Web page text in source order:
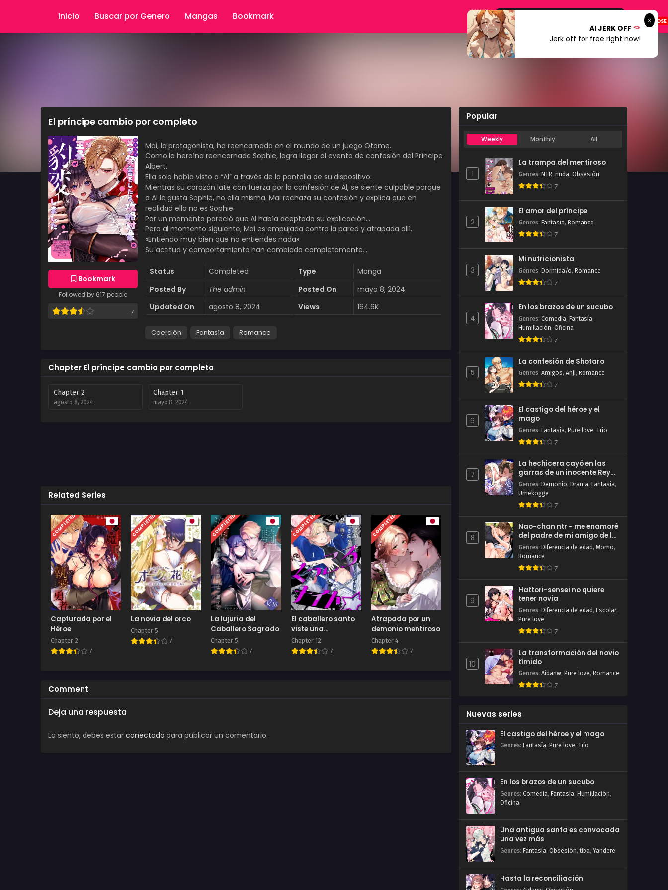
Inicio Buscar por Genero Mangas Bookmark DARK?
El príncipe cambio por completo
Bookmark
Followed by 617 people
7
Mai, la protagonista, ha reencarnado en el mundo de un juego Otome.
Como la heroína reencarnada Sophie, logra llegar al evento de confesión del Príncipe
Albert.
Ella solo había visto a “Al” a través de la pantalla de su dispositivo.
Mientras su corazón late con fuerza por la confesión de Al, se siente culpable porque
a Al le gusta Sophie, no ella misma. Mai rechaza su confesión y explica que en
realidad ella no es Sophie.
Por un momento pareció que Al había aceptado su explicación…
Pero al momento siguiente, Mai es empujada contra la pared y atrapada allí.
«Entiendo muy bien que no entiendes nada».
Su actitud y comportamiento han cambiado completamente…
Status Completed Type
Manga
Posted By
The admin Posted On
mayo 8, 2024
Updated On
agosto 8, 2024 Views 164.6K
Coerción Fantasía Romance
Chapter El príncipe cambio por completo
Chapter 2
agosto 8, 2024
Chapter 1
mayo 8, 2024
Related Series
COMPLETED
Capturada por el
Héroe
Chapter 2
7
COMPLETED
La novia del orco
Chapter 5
7
COMPLETED
La lujuria del
Caballero Sagrado
Chapter 5
7
COMPLETED
El caballero santo
viste una
armadura negra
Chapter 12
7
COMPLETED
Atrapada por un
demonio mentiroso
Chapter 4
7
Comment
Deja una respuesta
Lo siento, debes estar conectado para publicar un comentario.
Popular
Weekly Monthly All
1
La trampa del mentiroso
Genres: NTR, nuda, Obsesión
7
2
El amor del príncipe
Genres: Fantasía, Romance
7
3
Mi nutricionista
Genres: Dormida/o, Romance
7
4
En los brazos de un sucubo
Genres: Comedia, Fantasía,
Humillación, Oficina
7
5
La confesión de Shotaro
Genres: Amigos, Anji, Romance
7
6
El castigo del héroe y el
mago
Genres: Fantasía, Pure love, Trío
7
7
La hechicera cayó en las
garras de un inocente Rey
Demonio
Genres: Demonio, Drama, Fantasía,
Umekogge
7
8
Nao-chan ntr ~ me enamoré
del padre de mi amigo de la
infancia ~
Genres: Diferencia de edad , Momo,
Romance
7
9
Hattori-sensei no quiere
tener novia
Genres: Diferencia de edad , Escolar,
Pure love
7
10
La transformación del novio
tímido
Genres: Aidanw, Pure love, Romance
7
Nuevas series
El castigo del héroe y el mago
Genres: Fantasía, Pure love, Trío
En los brazos de un sucubo
Genres: Comedia, Fantasía, Humillación,
Oficina
Una antigua santa es convocada
una vez más
Genres: Fantasía, Obsesión,tiba, Yandere
Hasta la reconciliación
AI JERK OFF
Jerk off for free right now!